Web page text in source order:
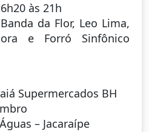
às 21h
da Flor, Leo Lima,
e Forró Sinfônico
Supermercados BH
– Jacaraípe